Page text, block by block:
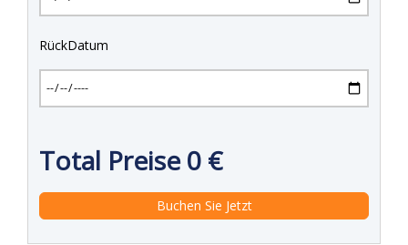
RückDatum
Total Preise0 €